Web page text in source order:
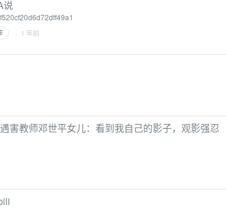
说
· 1 年前
害教师邓世平女儿：看到我自己的影子，观影强忍